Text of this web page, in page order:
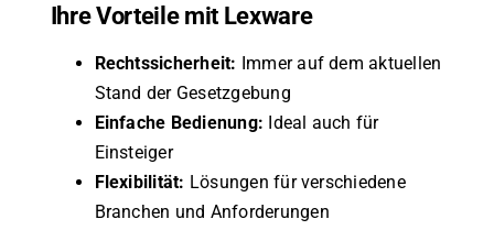
Ihre Vorteile mit Lexware
Rechtssicherheit: Immer auf dem aktuellen
Stand der Gesetzgebung
Einfache Bedienung: Ideal auch für
Einsteiger
Flexibilität: Lösungen für verschiedene
Branchen und Anforderungen